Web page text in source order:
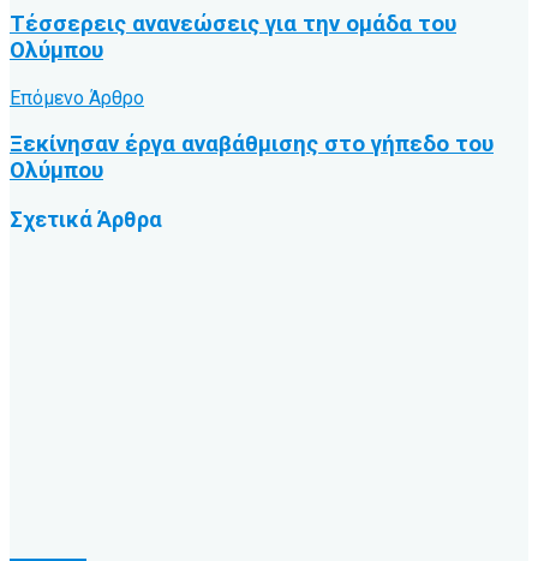
Τέσσερεις ανανεώσεις για την ομάδα του
Ολύμπου
Επόμενο Άρθρο
Ξεκίνησαν έργα αναβάθμισης στο γήπεδο του
Ολύμπου
ΣχετικάΆρθρα